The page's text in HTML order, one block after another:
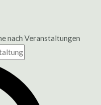
nach Veranstaltungen